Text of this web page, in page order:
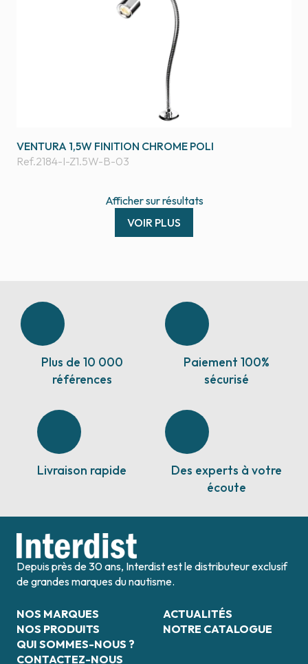
VENTURA 1,5W FINITION CHROME POLI
Ref.2184-I-Z1.5W-B-03
Affichersurrésultats
VOIR PLUS
Plus de 10 000
références
Paiement 100%
sécurisé
Livraison rapide
Des experts à votre
écoute
Depuis près de 30 ans, Interdist est le distributeur exclusif
de grandes marques du nautisme.
NOS MARQUES
NOS PRODUITS
QUI SOMMES-NOUS ?
CONTACTEZ-NOUS
ACTUALITÉS
NOTRE CATALOGUE